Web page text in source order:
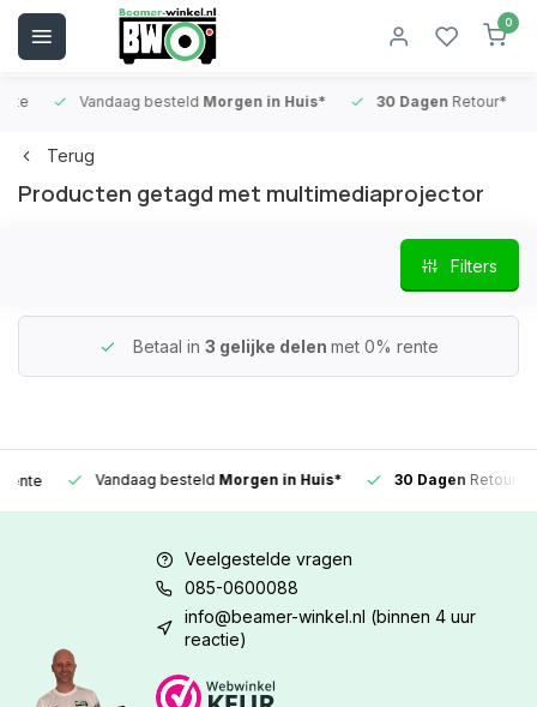
0
Vandaag besteldMorgen in Huis* 30 DagenRetour*
Terug
Producten getagd met multimediaprojector
Filters
Betaal in 3 gelijke delen met 0% rente
Vandaag besteldMorgen in Huis* 30 DagenRetour*
Veelgestelde vragen
085-0600088
info@beamer-winkel.nl (binnen 4 uur
reactie)